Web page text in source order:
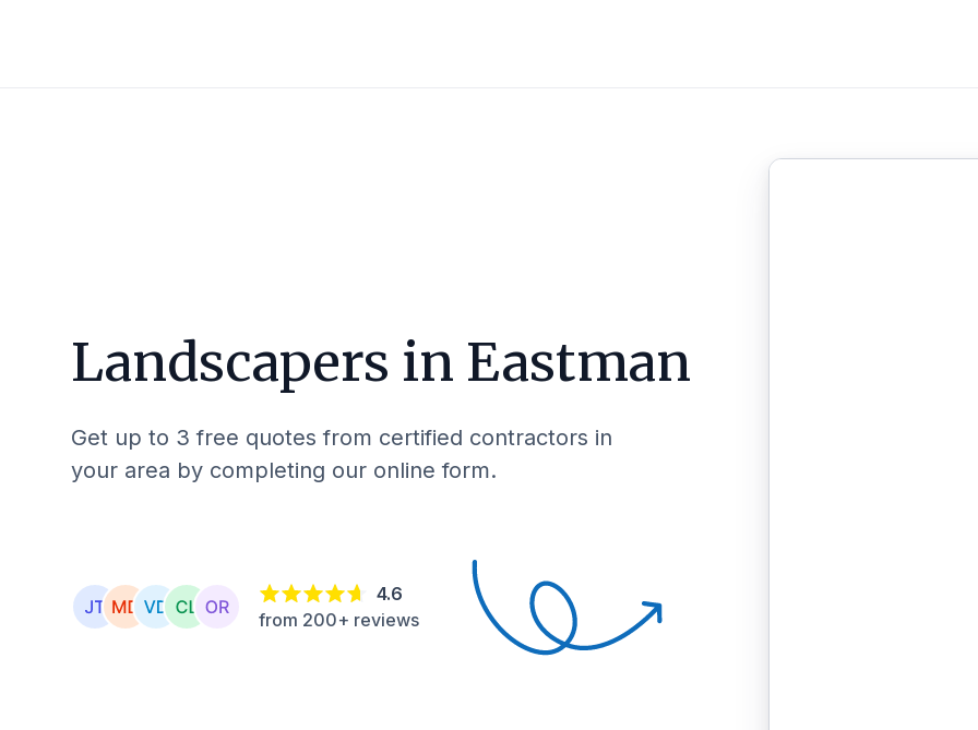
Landscapers in Eastman
Get up to 3 free quotes from certified contractors in
your area by completing our online form.
4.6
from 200+ reviews